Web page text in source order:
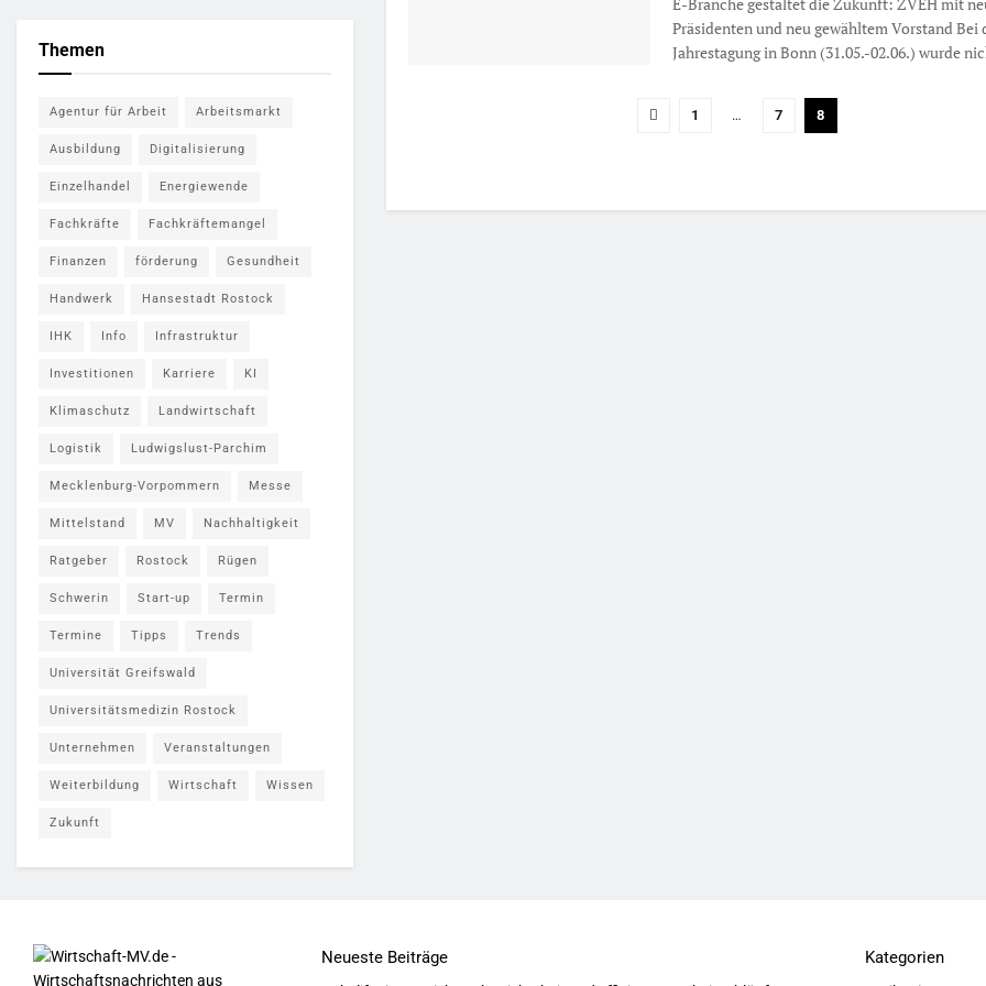
Präsidenten und neu gewähltem Vorstand Bei
Jahrestagung in Bonn (31.05.-02.06.) wurde
1 … 7 8
Themen
Agentur für Arbeit Arbeitsmarkt
Ausbildung Digitalisierung
Einzelhandel Energiewende
Fachkräfte Fachkräftemangel
Finanzen förderung Gesundheit
Handwerk Hansestadt Rostock
IHK Info Infrastruktur
Investitionen Karriere KI
Klimaschutz Landwirtschaft
Logistik Ludwigslust-Parchim
Mecklenburg-Vorpommern Messe
Mittelstand MV Nachhaltigkeit
Ratgeber Rostock Rügen
Schwerin Start-up Termin
Termine Tipps Trends
Universität Greifswald
Universitätsmedizin Rostock
Unternehmen Veranstaltungen
Weiterbildung Wirtschaft Wissen
Zukunft
Neueste Beiträge Kategorien